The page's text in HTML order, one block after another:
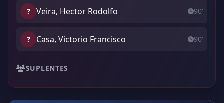
? Veira, Hector Rodolfo 90'
? Casa, Victorio Francisco 90'
SUPLENTES